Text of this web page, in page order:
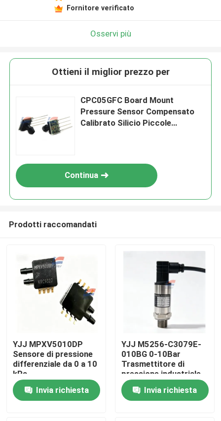
Casa.
Prodotti
Fornitore verificato
Osservi più
Ottieni il miglior prezzo per
CPC05GFC Board Mount
Pressure Sensor Compensato
Calibrato Silicio Piccole
Continua
Prodotti raccomandati
YJJ MPXV5010DP
Sensore di pressione
differenziale da 0 a 10
kPa
Invia richiesta
YJJ M5256-C3079E-
010BG 0-10Bar
Trasmettitore di
pressione industriale
per refrigerazione
HAVC Invia richiesta